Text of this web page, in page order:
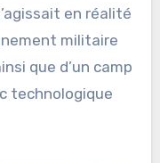
en réalité
militaire
que d’un camp
technologique